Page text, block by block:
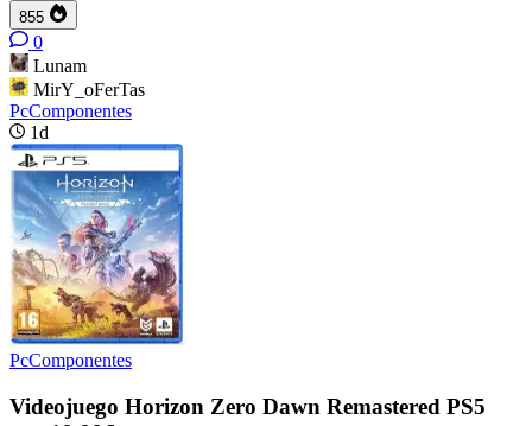
855
0
Lunam
MirY_oFerTas
PcComponentes
1d
PcComponentes
Videojuego Horizon Zero Dawn Remastered PS5